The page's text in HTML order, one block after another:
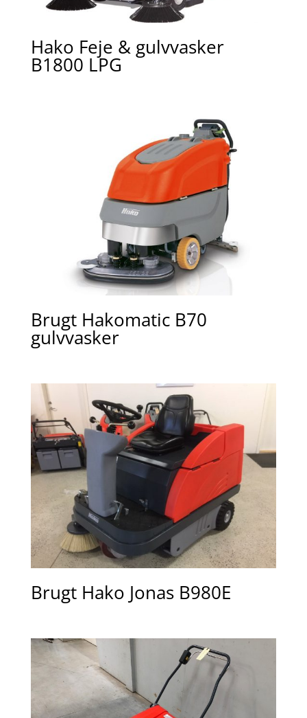
Hako Feje & gulvvasker
B1800 LPG
Brugt Hakomatic B70
gulvvasker
Brugt Hako Jonas B980E